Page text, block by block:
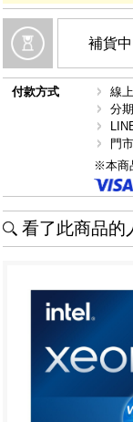
補貨中
付款方式
線
分
門
※本商
看了此商品的